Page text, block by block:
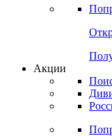
Акции